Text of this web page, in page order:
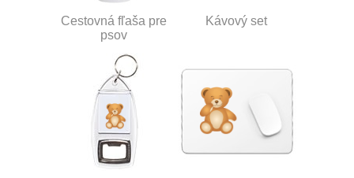
Cestovná fľaša pre
psov
Kávový set